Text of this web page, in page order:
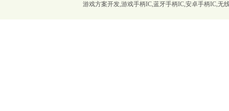
游戏方案开发,游戏手柄IC,蓝牙手柄IC,安卓手柄IC,无